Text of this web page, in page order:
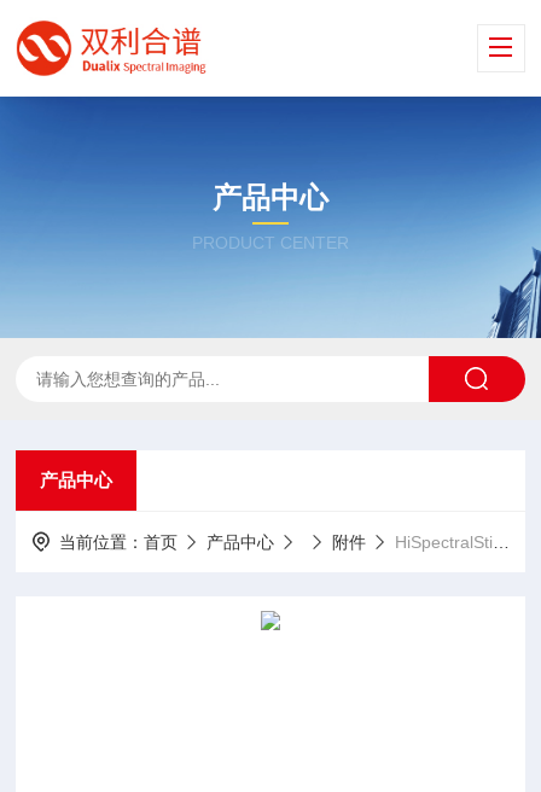
产品中心
PRODUCT CENTER
产品中心
当前位置：首页 产品中心 附件 HiSpectralStitcher拼接软件